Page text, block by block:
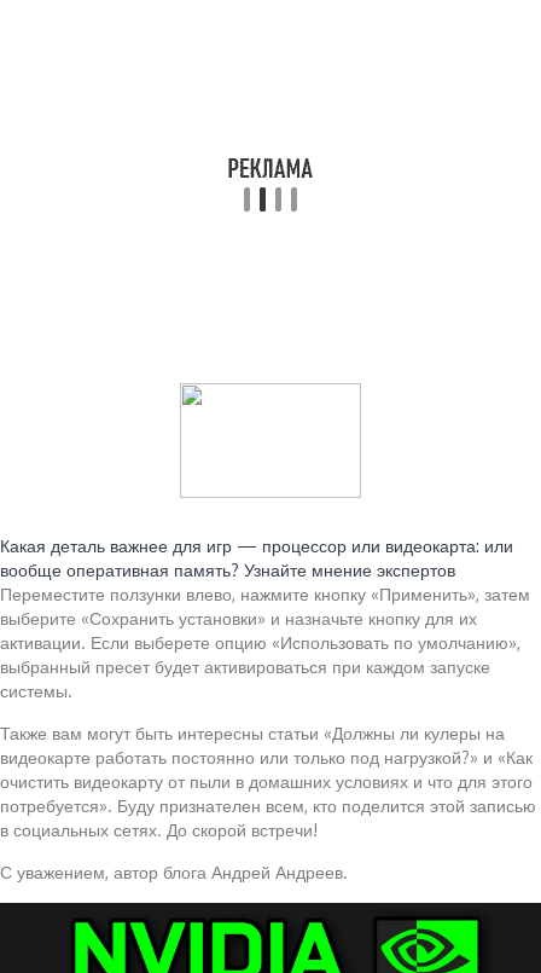
Какая деталь важнее для игр — процессор или видеокарта: или
вообще оперативная память? Узнайте мнение экспертов
Переместите ползунки влево, нажмите кнопку «Применить», затем
выберите «Сохранить установки» и назначьте кнопку для их
активации. Если выберете опцию «Использовать по умолчанию»,
выбранный пресет будет активироваться при каждом запуске
системы.
Также вам могут быть интересны статьи «Должны ли кулеры на
видеокарте работать постоянно или только под нагрузкой?» и «Как
очистить видеокарту от пыли в домашних условиях и что для этого
потребуется». Буду признателен всем, кто поделится этой записью
в социальных сетях. До скорой встречи!
С уважением, автор блога Андрей Андреев.